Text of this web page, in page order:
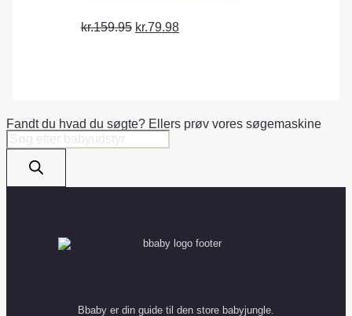
kr.159.95 kr.79.98
Fandt du hvad du søgte? Ellers prøv vores søgemaskine
Products
search
Bbaby er din guide til den store babyjungle.